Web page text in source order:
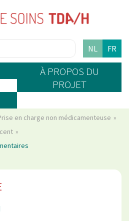
NL FR
À PROPOS DU
PROJET
en charge non médicamenteuse